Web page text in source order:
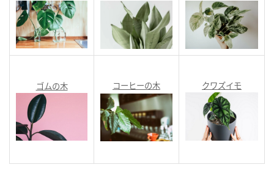
ゴムの木 コーヒーの木 クワズイモ